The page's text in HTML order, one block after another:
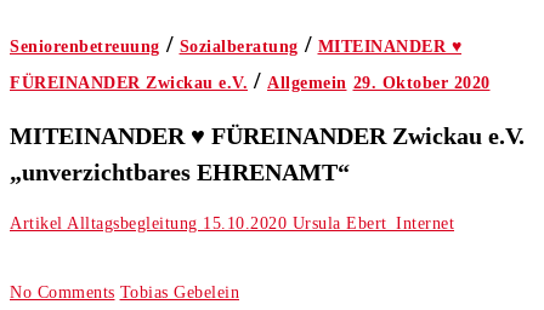
Seniorenbetreuung / Sozialberatung / MITEINANDER ♥
FÜREINANDER Zwickau e.V. / Allgemein 29. Oktober 2020
MITEINANDER ♥ FÜREINANDER Zwickau e.V.
„unverzichtbares EHRENAMT“
Artikel Alltagsbegleitung 15.10.2020 Ursula Ebert_Internet
No Comments Tobias Gebelein